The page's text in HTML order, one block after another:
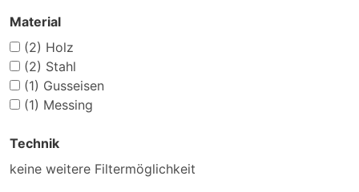
Material
(2) Holz
(2) Stahl
(1) Gusseisen
(1) Messing
Technik
keine weitere Filtermöglichkeit